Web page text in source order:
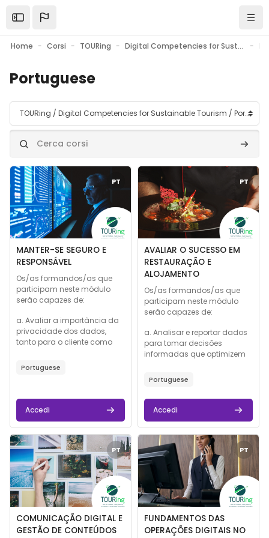
Home Corsi TOURing Digital Competencies for Sustainable Tourism
Portuguese
Categorie di corso
Cerca corsi Cerca
PT
Immagine del corso" MANTER-SE SEGURO E RESPONSÁVEL
Immagine del corso
Titolo del corso
MANTER-SE SEGURO E
RESPONSÁVEL
Testo introduttivo corso:
Os/as formandos/as que
participam neste módulo
serão capazes de:
a. Avaliar a importância da
privacidade dos dados,
tanto para o cliente como
implementar estratégias e
elementos de design digital
e outros regulamentos de
proteção de dados ...
Portuguese
Accedi
PT
Immagine del corso" AVALIAR O
Immagine del corso
Titolo del corso
AVALIAR O SUCESSO EM
RESTAURAÇÃO E
ALOJAMENTO
Testo introduttivo corso:
Os/as formandos/as que
participam neste módulo
serão capazes de:
a. Analisar e reportar dados
para tomar decisões
informadas que optimizem
na indústria do turismo,
compreendendo o valor
acrescentado dos dados
do sistema CRM.
b. Avaliar a relevância e a
eficácia dos dados, da...
Portuguese
Accedi
PT
Immagine del corso" COMUNICAÇÃO DIGITAL E GESTÃO DE
Immagine del corso
Titolo del corso
COMUNICAÇÃO DIGITAL E
GESTÃO DE CONTEÚDOS
PT
Immagine del corso"
Immagine del corso
Titolo del corso
FUNDAMENTOS DAS
OPERAÇÕES DIGITAIS NO